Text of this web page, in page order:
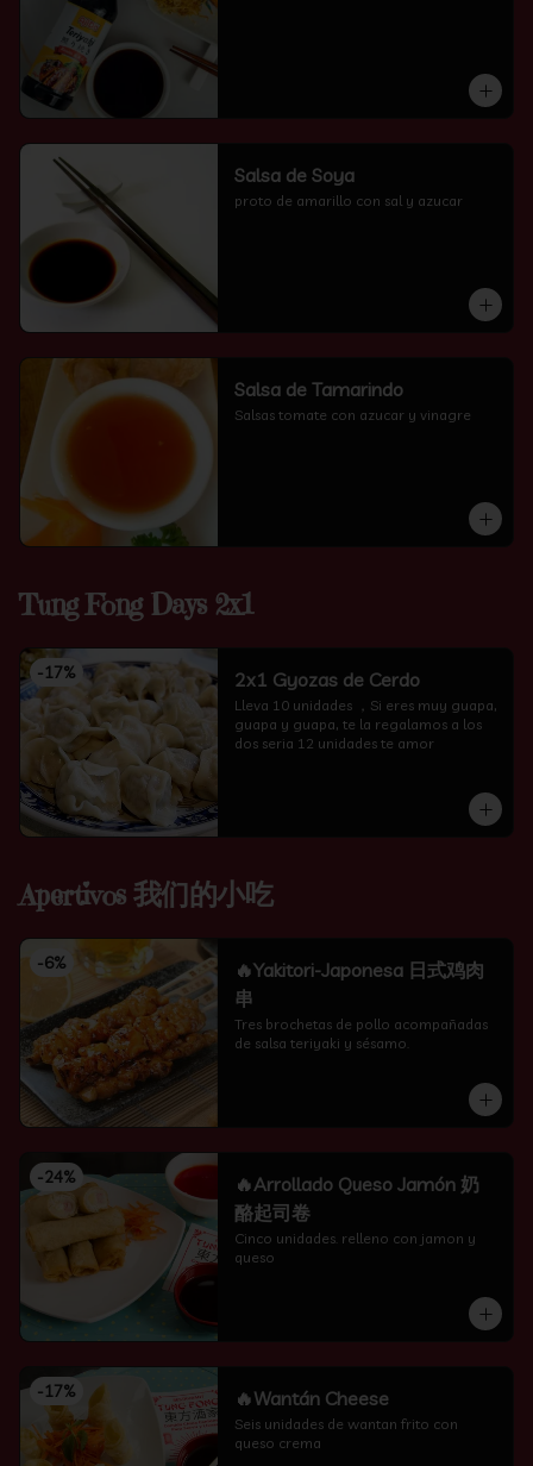
Salsa de Soya
proto de amarillo con sal y azucar
Salsa de Tamarindo
Salsas tomate con azucar y vinagre
Tung Fong Days 2x1
-17% 2x1 Gyozas de Cerdo
Lleva 10 unidades ，Si eres muy guapa,
guapa y guapa, te la regalamos a los
dos seria 12 unidades te amor
Apertivos 我们的小吃
-6%
🔥Yakitori-Japonesa 日式鸡肉
串
Tres brochetas de pollo acompañadas
de salsa teriyaki y sésamo.
-24%
🔥Arrollado Queso Jamón 奶
酪起司卷
Cinco unidades. relleno con jamon y
queso
-17% 🔥Wantán Cheese
Seis unidades de wantan frito con
queso crema